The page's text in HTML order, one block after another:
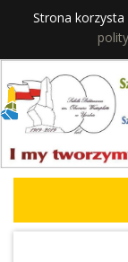
Strona